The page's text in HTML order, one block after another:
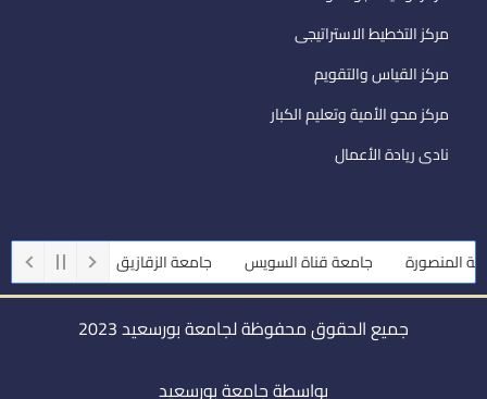
مركز التخطيط الاستراتيجى
مركز القياس والتقويم
مركز محو الأمية وتعليم الكبار
نادى ريادة الأعمال
جامعة قناة السويس جامعة الزقازيق جامعة أسيوط
جميع الحقوق محفوظة لجامعة بورسعيد 2023
بواسطة جامعة بورسعيد